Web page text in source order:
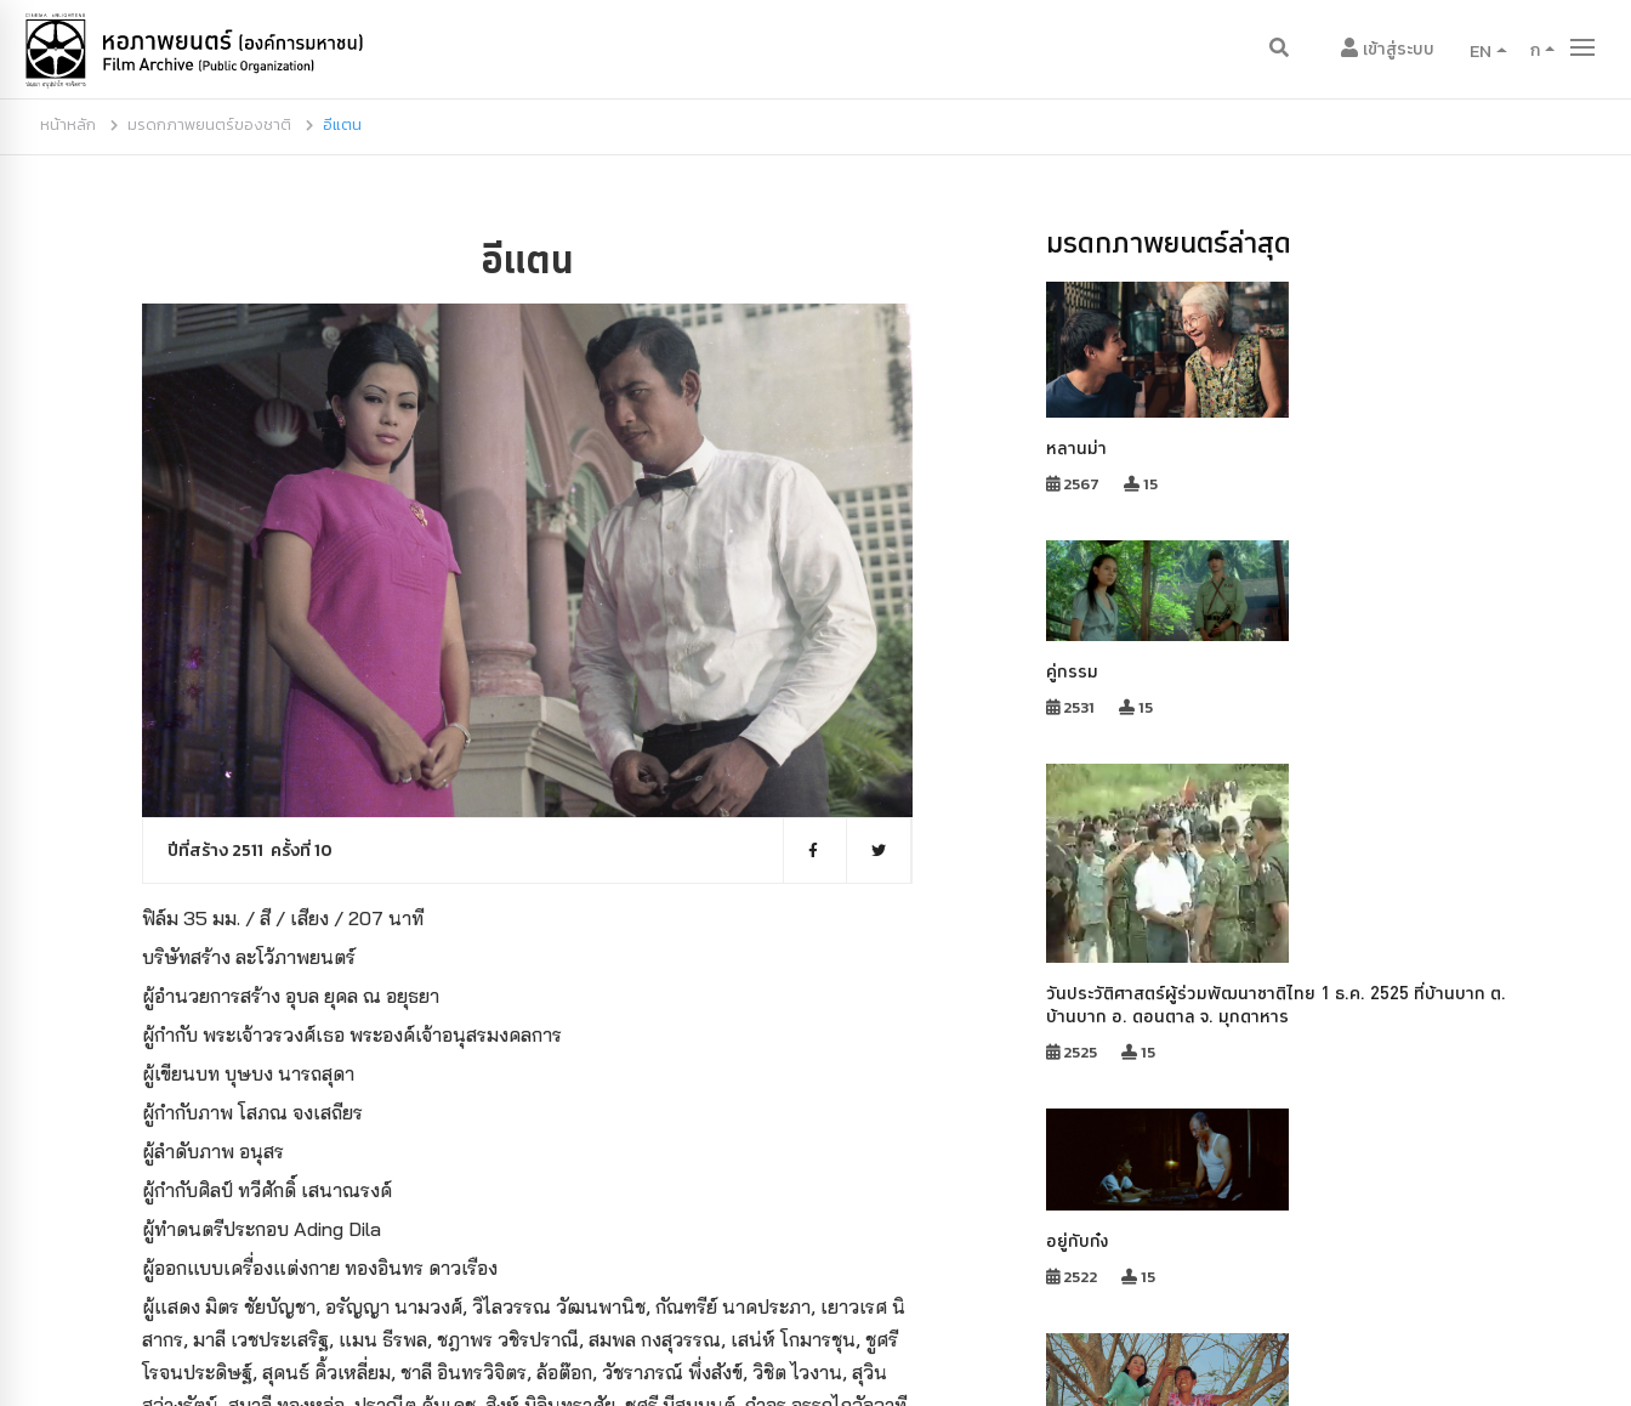
เข้าสู่ระบบ EN ก
หน้าหลัก มรดกภาพยนตร์ของชาติ อีแตน
อีแตน
ปีที่สร้าง 2511 ครั้งที่ 10
ฟิล์ม 35 มม. / สี / เสียง / 207 นาที
บริษัทสร้าง ละโว้ภาพยนตร์
ผู้อำนวยการสร้าง อุบล ยุคล ณ อยุธยา
ผู้กำกับ พระเจ้าวรวงศ์เธอ พระองค์เจ้าอนุสรมงคลการ
ผู้เขียนบท บุษบง นารถสุดา
ผู้กำกับภาพ โสภณ จงเสถียร
ผู้ลำดับภาพ อนุสร
ผู้กำกับศิลป์ ทวีศักดิ์ เสนาณรงค์
ผู้ทำดนตรีประกอบ Ading Dila
ผู้ออกแบบเครื่องแต่งกาย ทองอินทร ดาวเรือง
ผู้แสดง มิตร ชัยบัญชา, อรัญญา นามวงศ์, วิไลวรรณ วัฒนพานิช, กัณฑรีย์ นาคประภา, เยาวเรศ นิ
สากร, มาลี เวชประเสริฐ, แมน ธีรพล, ชฎาพร วชิรปราณี, สมพล กงสุวรรณ, เสน่ห์ โกมารชุน, ชูศรี
โรจนประดิษฐ์, สุคนธ์ คิ้วเหลี่ยม, ชาลี อินทรวิจิตร, ล้อต๊อก, วัชราภรณ์ พึ่งสังข์, วิชิต ไวงาน, สุวิน
มรดกภาพยนตร์ล่าสุด
หลานม่า
2567 15
คู่กรรม
2531 15
วันประวัติศาสตร์ผู้ร่วมพัฒนาชาติไทย 1 ธ.ค. 2525 ที่บ้านบาก ต.
บ้านบาก อ. ดอนตาล จ. มุกดาหาร
2525 15
อยู่กับก๋ง
2522 15